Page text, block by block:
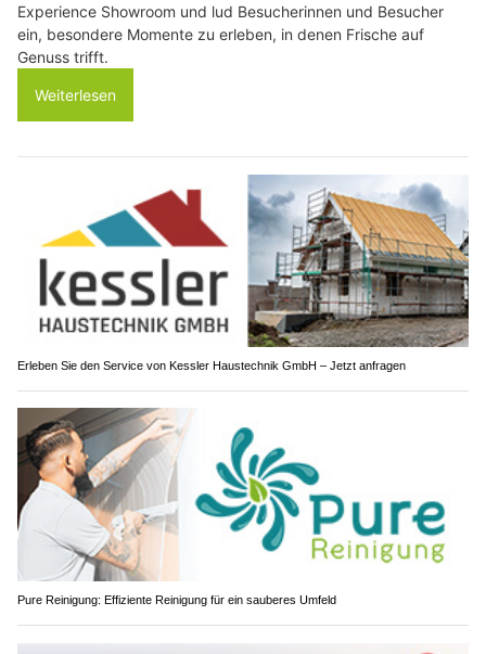
Experience Showroom und lud Besucherinnen und Besucher
ein, besondere Momente zu erleben, in denen Frische auf
Genuss trifft.
Weiterlesen
Erleben Sie den Service von Kessler Haustechnik GmbH – Jetzt anfragen
Pure Reinigung: Effiziente Reinigung für ein sauberes Umfeld